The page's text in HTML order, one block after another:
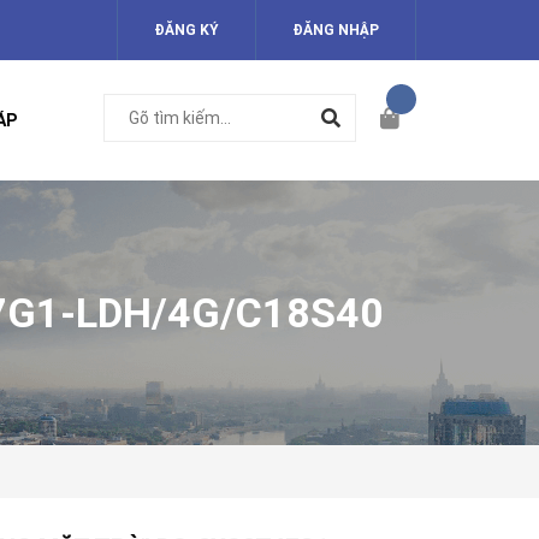
ĐĂNG KÝ ĐĂNG NHẬP
LDH/4G/C18S40